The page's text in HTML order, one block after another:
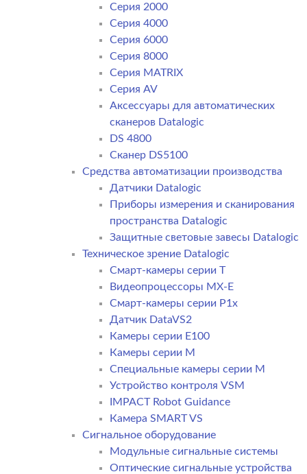
Серия 2000
Серия 4000
Серия 6000
Серия 8000
Серия MATRIX
Серия AV
Аксессуары для автоматических
сканеров Datalogic
DS 4800
Сканер DS5100
Средства автоматизации производства
Датчики Datalogic
Приборы измерения и сканирования
пространства Datalogic
Защитные световые завесы Datalogic
Техническое зрение Datalogic
Смарт-камеры серии T
Видеопроцессоры MX-E
Смарт-камеры серии P1x
Датчик DataVS2
Камеры серии E100
Камеры серии M
Специальные камеры серии M
Устройство контроля VSM
IMPACT Robot Guidance
Камера SMART VS
Cигнальное оборудование
Модульные сигнальные системы
Оптические сигнальные устройства